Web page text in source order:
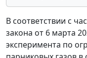
В соответствии с
закона от 6 марта
эксперимента по